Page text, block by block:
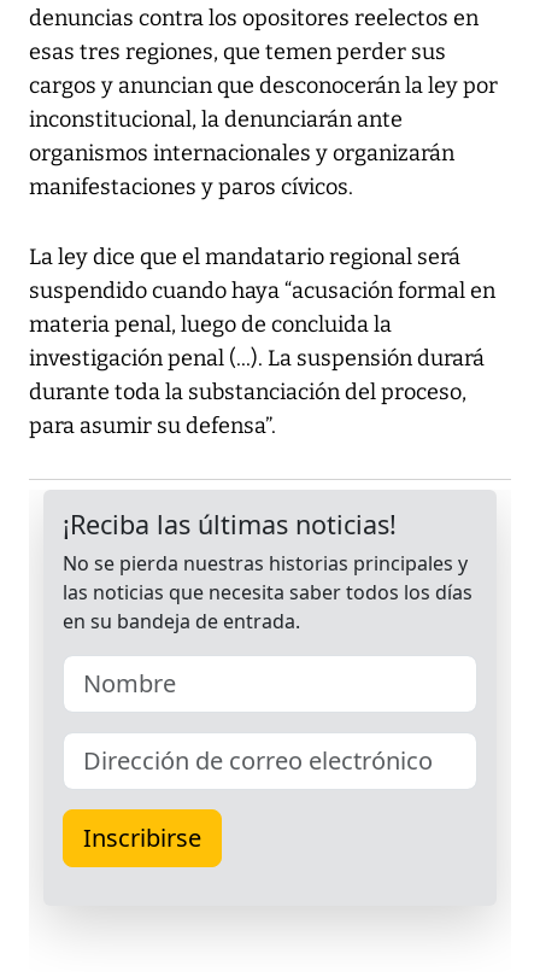
denuncias contra los opositores reelectos en
esas tres regiones, que temen perder sus
cargos y anuncian que desconocerán la ley por
inconstitucional, la denunciarán ante
organismos internacionales y organizarán
manifestaciones y paros cívicos.
La ley dice que el mandatario regional será
suspendido cuando haya “acusación formal en
materia penal, luego de concluida la
investigación penal (...). La suspensión durará
durante toda la substanciación del proceso,
para asumir su defensa”.